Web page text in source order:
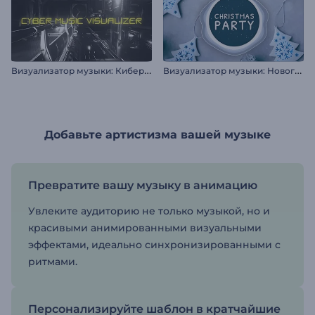
В
изуализатор музыки: Кибернетика В
изуализатор музыки: Новогодняя вечеринка
Добавьте артистизма вашей музыке
Превратите вашу музыку в анимацию
Увлеките аудиторию не только музыкой, но и
красивыми анимированными визуальными
эффектами, идеально синхронизированными с
ритмами.
Персонализируйте шаблон в кратчайшие